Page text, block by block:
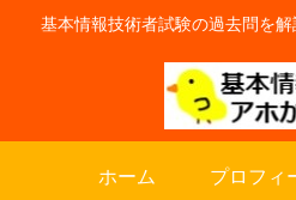
基本情報技術者試験の過去問を
ホーム プロフィ